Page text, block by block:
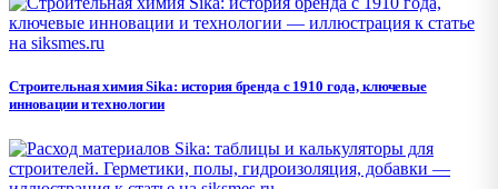
Строительная химия Sika: история бренда с 1910 года, ключевые
инновации и технологии